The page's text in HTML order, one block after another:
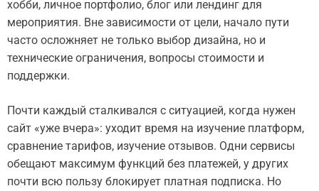
хобби, личное портфолио, блог или лендинг для
мероприятия. Вне зависимости от цели, начало пути
часто осложняет не только выбор дизайна, но и
технические ограничения, вопросы стоимости и
поддержки.
Почти каждый сталкивался с ситуацией, когда нужен
сайт «уже вчера»: уходит время на изучение платформ,
сравнение тарифов, изучение отзывов. Одни сервисы
обещают максимум функций без платежей, у других
почти всю пользу блокирует платная подписка. Но